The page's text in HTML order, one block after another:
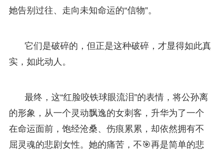
她告别过往、走向未知命运的“信物”。
它们是破碎的，但正是这种破碎，才显得如此真
实，如此动人。
最终，这“红脸咬铁球眼流泪”的表情，将公孙离
的形象，从一个灵动飘逸的女刺客，升华为了一个
在命运面前，饱经沧桑、伤痕累累，却依然拥有不
屈灵魂的悲剧女性。她的痛苦，不🎯再是简单的悲